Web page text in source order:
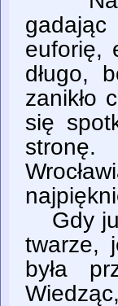
euforię,
długo,
zanikło
się
stronę.
Gdy
twarze,
była